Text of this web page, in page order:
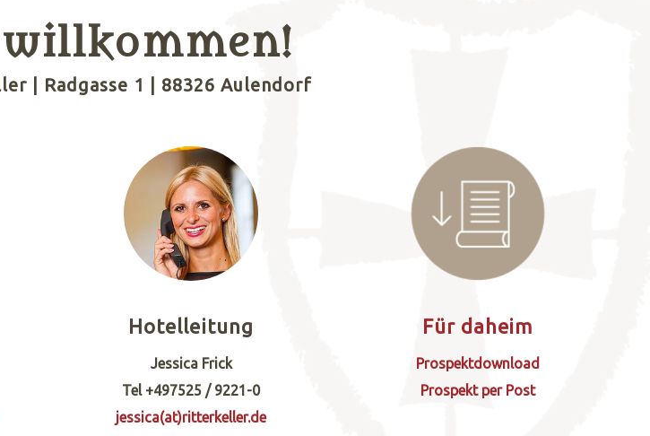
willkommen!
| Radgasse 1 | 88326 Aulendorf
Hotelleitung
Jessica Frick
Tel +497525 / 9221-0
jessica(at)ritterkeller.de
Für daheim
Prospektdownload
Prospekt per Post